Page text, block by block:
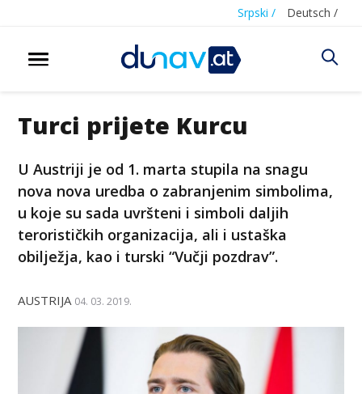
Srpski / Deutsch /
Turci prijete Kurcu
U Austriji je od 1. marta stupila na snagu
nova nova uredba o zabranjenim simbolima,
u koje su sada uvršteni i simboli daljih
terorističkih organizacija, ali i ustaška
obilježja, kao i turski “Vučji pozdrav”.
AUSTRIJA 04. 03. 2019.